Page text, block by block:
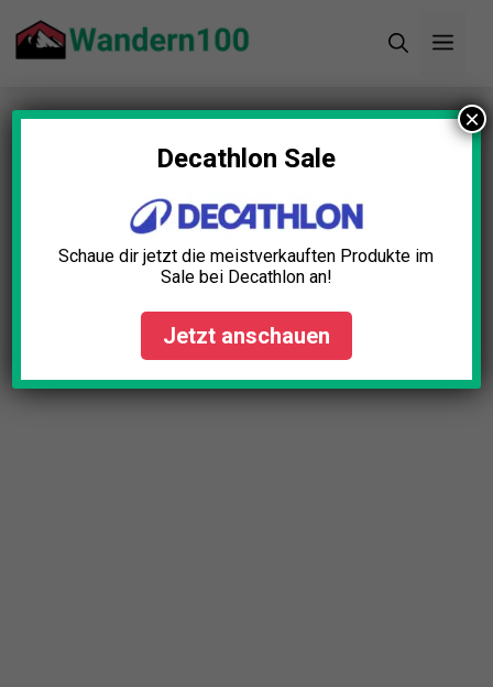
Inhalt
Startseite»Blog»Zelthering Leichtgewicht Test:
Die 5 besten (Bestenliste)
Zelthering Leichtgewicht
Test: Die 5 besten
(Bestenliste)
Decathlon Sale
Schaue dir jetzt die meistverkauften Produkte im
Sale bei Decathlon an!
Jetzt anschauen
×